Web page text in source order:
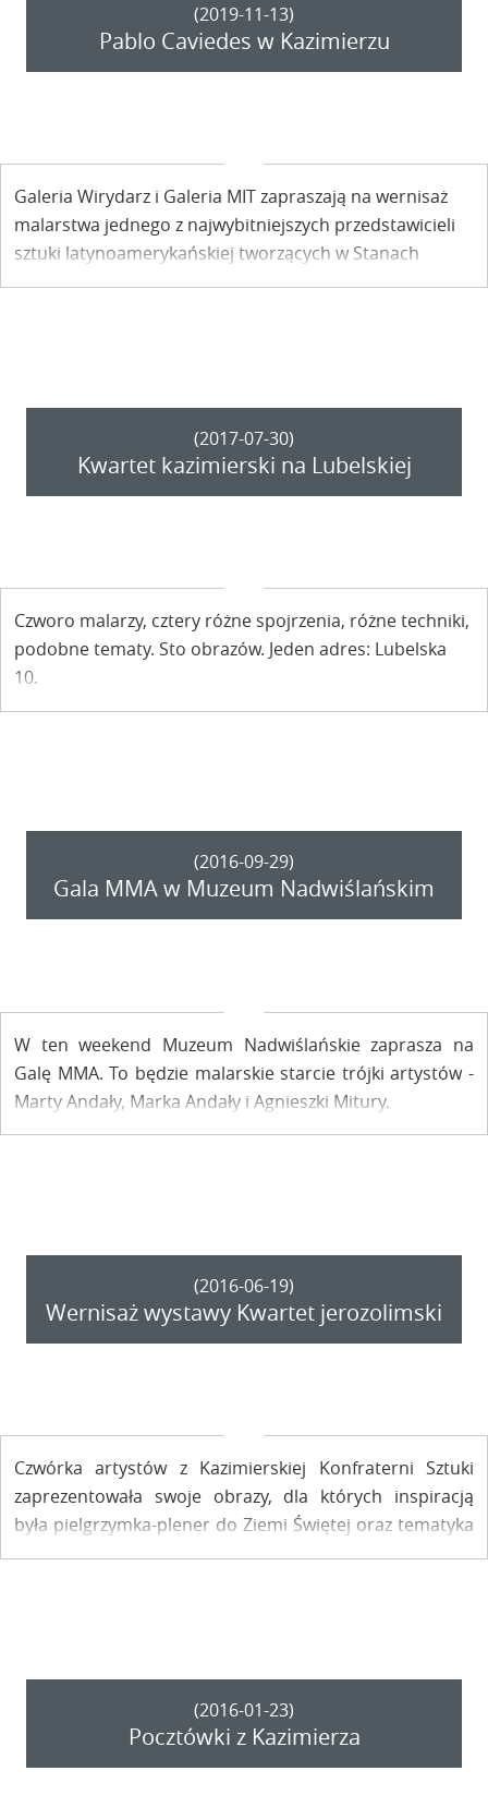
(2019-11-13)
Pablo Caviedes w Kazimierzu
Galeria Wirydarz i Galeria MIT zapraszają na wernisaż
malarstwa jednego z najwybitniejszych przedstawicieli
sztuki latynoamerykańskiej tworzących w Stanach
Zjednoczonych - Pabla Cavidesa. Wernisaż odbędzie się
(2017-07-30)
Kwartet kazimierski na Lubelskiej
Czworo malarzy, cztery różne spojrzenia, różne techniki,
podobne tematy. Sto obrazów. Jeden adres: Lubelska
10.
(2016-09-29)
Gala MMA w Muzeum Nadwiślańskim
W ten weekend Muzeum Nadwiślańskie zaprasza na
Galę MMA. To będzie malarskie starcie trójki artystów -
Marty Andały, Marka Andały i Agnieszki Mitury.
(2016-06-19)
Wernisaż wystawy Kwartet jerozolimski
Czwórka artystów z Kazimierskiej Konfraterni Sztuki
zaprezentowała swoje obrazy, dla których inspiracją
była pielgrzymka-plener do Ziemi Świętej oraz tematyka
sakralna. Wystawę "Kwartet jerozolimski" otwartą w
(2016-01-23)
Pocztówki z Kazimierza